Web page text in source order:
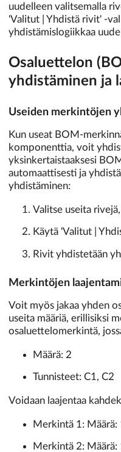
uudelleen valitsemalla
'Valitut | Yhdistä rivit' -
yhdistämislogiikkaa
Osaluettelon
yhdistäminen ja
Useiden merkintöjen
Kun useat BOM-
komponenttia, voit
yksinkertaistaaksesi
automaattisesti ja
yhdistäminen:
Valitse useita
Käytä 'Valitut |
Rivit yhdistetään
Merkintöjen
Voit myös jakaa yhden
useita määriä, erillisiksi
osaluettelomerkintä,
Määrä: 2
Tunnisteet: C1, C2
Voidaan laajentaa
Merkintä 1: Määrä:
Merkintä 2: Määrä: